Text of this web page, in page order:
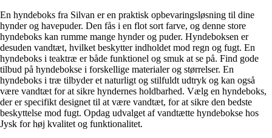
En hyndeboks fra Silvan er en praktisk opbevaringsløsning til dine
hynder og havepuder. Den fås i en flot sort farve, og denne store
hyndeboks kan rumme mange hynder og puder. Hyndeboksen er
desuden vandtæt, hvilket beskytter indholdet mod regn og fugt. En
hyndeboks i teaktræ er både funktionel og smuk at se på. Find gode
tilbud på hyndebokse i forskellige materialer og størrelser. En
hyndeboks i træ tilbyder et naturligt og stilfuldt udtryk og kan også
være vandtæt for at sikre hyndernes holdbarhed. Vælg en hyndeboks,
der er specifikt designet til at være vandtæt, for at sikre den bedste
beskyttelse mod fugt. Opdag udvalget af vandtætte hyndebokse hos
Jysk for høj kvalitet og funktionalitet.